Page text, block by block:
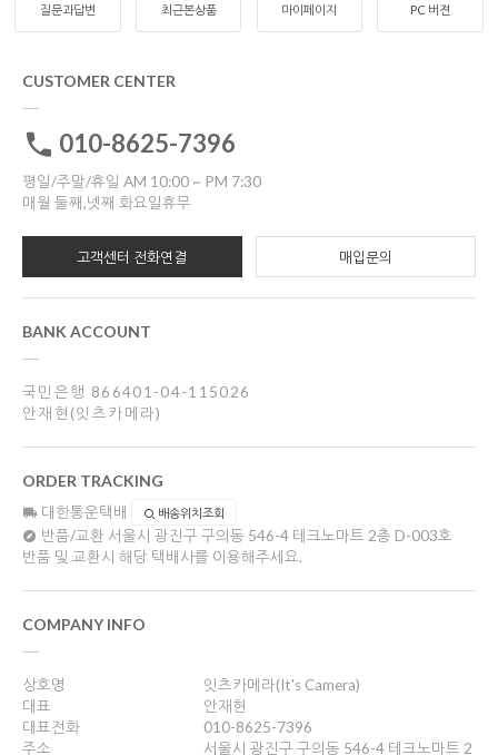
질문과답변 최근본상품 마이페이지 PC 버젼
CUSTOMER CENTER
010-8625-7396
평일/주말/휴일 AM 10:00 ~ PM 7:30
매월 둘째,넷째 화요일휴무
고객센터 전화연결 매입문의
BANK ACCOUNT
국민은행 866401-04-115026
안재현(잇츠카메라)
ORDER TRACKING
대한통운택배 배송위치조회
반품/교환 서울시 광진구 구의동 546-4 테크노마트 2층 D-003호
반품 및 교환시 해당 택배사를 이용해주세요.
COMPANY INFO
상호명
잇츠카메라(It's Camera)
대표
안재현
대표전화
010-8625-7396
주소
서울시 광진구 구의동 546-4 테크노마트 2